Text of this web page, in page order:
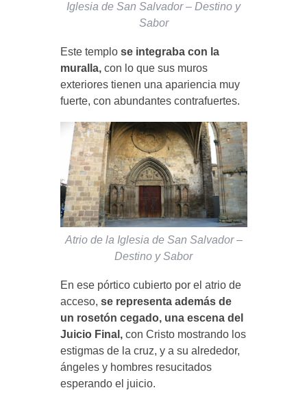
Iglesia de San Salvador – Destino y
Sabor
Este templo se integraba con la
muralla,con lo que sus muros
exteriores tienen una apariencia muy
fuerte, con abundantes contrafuertes.
Atrio de la Iglesia de San Salvador –
Destino y Sabor
En ese pórtico cubierto por el atrio de
acceso, se representa además de
un rosetón cegado, una escena del
Juicio Final,con Cristo mostrando los
estigmas de la cruz, y a su alrededor,
ángeles y hombres resucitados
esperando el juicio.